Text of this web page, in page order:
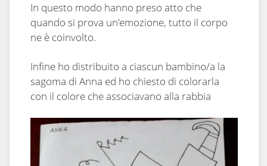
In questo modo hanno preso atto che
quando si prova un’emozione, tutto il corpo
ne è coinvolto.
Infine ho distribuito a ciascun bambino/a la
sagoma di Anna ed ho chiesto di colorarla
con il colore che associavano alla rabbia